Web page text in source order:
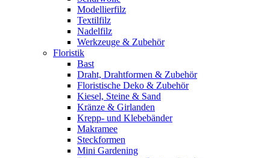
Modellierfilz
Textilfilz
Nadelfilz
Werkzeuge & Zubehör
Floristik
Bast
Draht, Drahtformen & Zubehör
Floristische Deko & Zubehör
Kiesel, Steine & Sand
Kränze & Girlanden
Krepp- und Klebebänder
Makramee
Steckformen
Mini Gardening